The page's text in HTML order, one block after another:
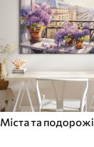
Міста та подорожі